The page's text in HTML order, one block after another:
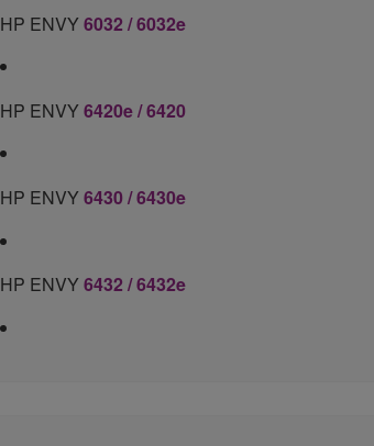
HP ENVY6032 / 6032e
HP ENVY6420e / 6420
HP ENVY6430 / 6430e
HP ENVY6432 / 6432e